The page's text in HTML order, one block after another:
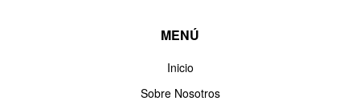
MENÚ
Inicio
Sobre Nosotros